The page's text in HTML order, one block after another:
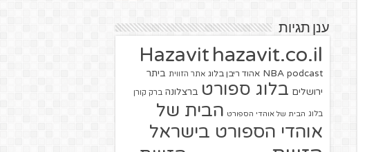
ענן תגיות
Hazavit hazavit.co.il
NBA podcast אהוד ריבן בלוג אתר הזווית ביתר
ירושלים בלוג ספורט ברצלונה ברק קורן
בלוג הבית של אוהדי הספורט הבית של
אוהדי הספורט בישראל